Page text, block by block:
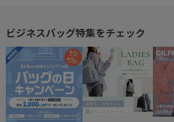
ビジネスバッグ特集をチェック